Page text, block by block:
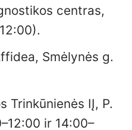
centras,
Smėlynės g.
Trinkūnienės IĮ, P.
ir 14:00–